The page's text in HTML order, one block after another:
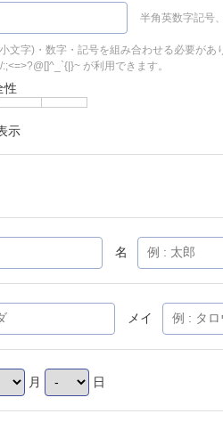
半角英数字記号
文字)・数字・記号を組み合わせる必要があ
が利用できます。
性
示
名
メイ
月 日